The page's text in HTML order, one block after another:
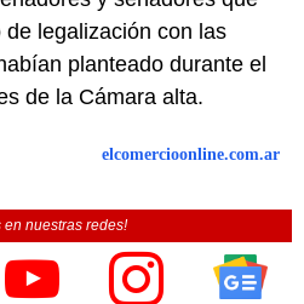
legalización con las
planteado durante el
de la Cámara alta.
elcomercioonline.com.ar
en nuestras redes!